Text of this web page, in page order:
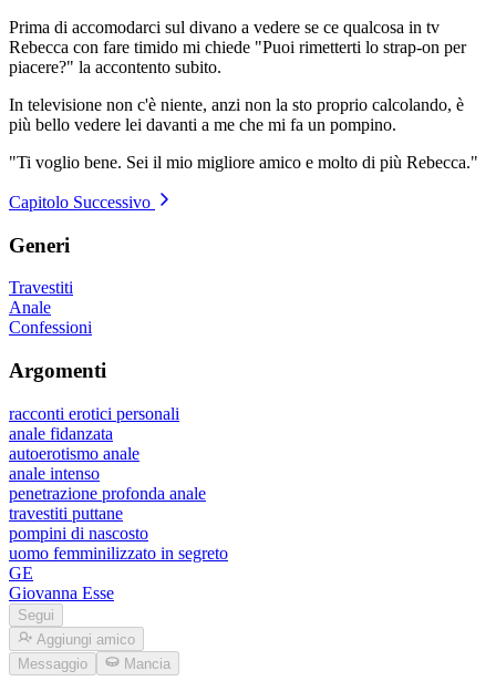
Prima di accomodarci sul divano a vedere se ce qualcosa in tv
Rebecca con fare timido mi chiede "Puoi rimetterti lo strap-on per
piacere?" la accontento subito.
In televisione non c'è niente, anzi non la sto proprio calcolando, è
più bello vedere lei davanti a me che mi fa un pompino.
"Ti voglio bene. Sei il mio migliore amico e molto di più Rebecca."
Capitolo Successivo
Generi
Travestiti
Anale
Confessioni
Argomenti
racconti erotici personali
anale fidanzata
autoerotismo anale
anale intenso
penetrazione profonda anale
travestiti puttane
pompini di nascosto
uomo femminilizzato in segreto
GE
Giovanna Esse
Segui
Aggiungi amico
Messaggio
Mancia